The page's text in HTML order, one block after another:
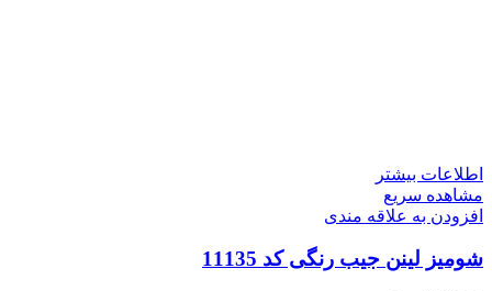
اطلاعات بیشتر
مشاهده سریع
افزودن به علاقه مندی
شومیز لینن جیب رنگی کد 11135